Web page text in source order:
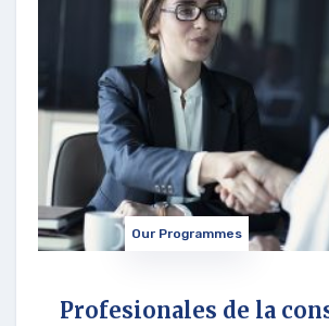
Our Programmes
Profesionales de la